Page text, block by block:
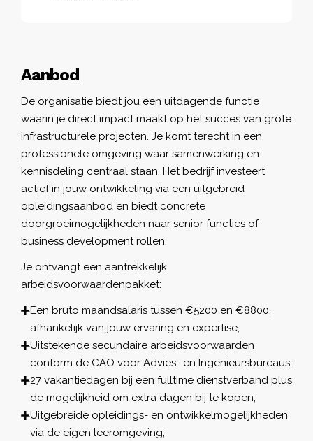
Aanbod
De organisatie biedt jou een uitdagende functie
waarin je direct impact maakt op het succes van grote
infrastructurele projecten. Je komt terecht in een
professionele omgeving waar samenwerking en
kennisdeling centraal staan. Het bedrijf investeert
actief in jouw ontwikkeling via een uitgebreid
opleidingsaanbod en biedt concrete
doorgroeimogelijkheden naar senior functies of
business development rollen.
Je ontvangt een aantrekkelijk
arbeidsvoorwaardenpakket:
Een bruto maandsalaris tussen €5200 en €8800,
afhankelijk van jouw ervaring en expertise;
Uitstekende secundaire arbeidsvoorwaarden
conform de CAO voor Advies- en Ingenieursbureaus;
27 vakantiedagen bij een fulltime dienstverband plus
de mogelijkheid om extra dagen bij te kopen;
Uitgebreide opleidings- en ontwikkelmogelijkheden
via de eigen leeromgeving;